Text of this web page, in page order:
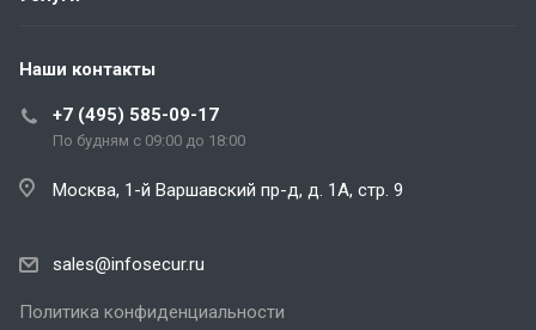
Наши контакты
+7 (495) 585-09-17
По будням с 09:00 до 18:00
Москва, 1-й Варшавский пр-д, д. 1А, стр. 9
sales@infosecur.ru
Политика конфиденциальности